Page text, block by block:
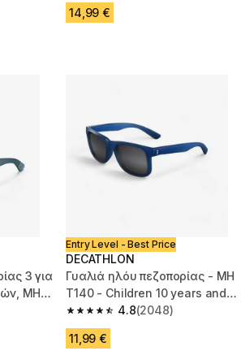
14,99 €
3 για
MH
740 reviews
Entry Level - Best Price
DECATHLON
Γυαλιά ηλόυ πεζοπορίας - MH
T140 - Children 10 years and
older - Κατ. 3 - μπλε
4.8
4.8 out of 5 stars from 2048
(2048)
11,99 €